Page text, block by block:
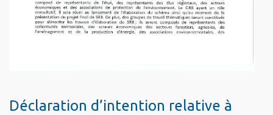
Déclaration d’intention relative à